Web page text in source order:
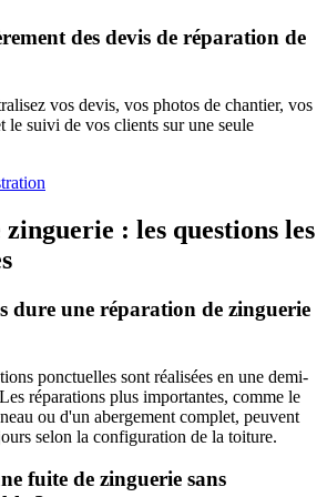
des devis de réparation de
vos devis, vos photos de chantier, vos
le suivi de vos clients sur une seule
: les questions les
dure une réparation de zinguerie
ponctuelles sont réalisées en une demi-
réparations plus importantes, comme le
ou d'un abergement complet, peuvent
selon la configuration de la toiture.
fuite de zinguerie sans